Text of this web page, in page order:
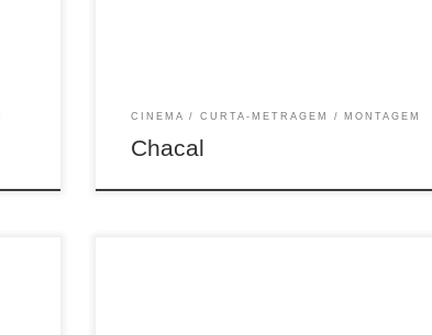
CINEMA CURTA-METRAGEM MONTAGEM
Chacal